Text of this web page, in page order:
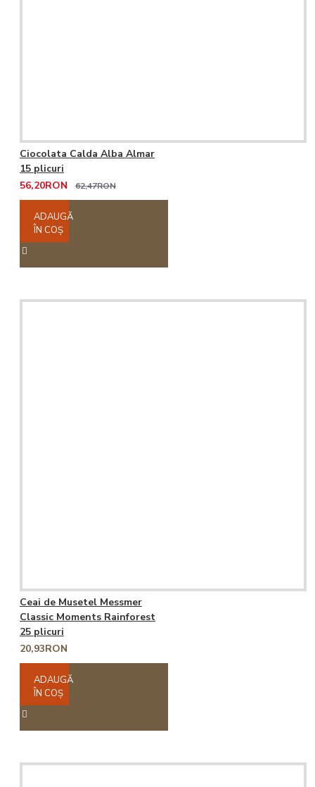
Ciocolata Calda Alba Almar
15 plicuri
56,20RON
62,47RON
ADAUGĂ
ÎN COŞ
Ceai de Musetel Messmer
Classic Moments Rainforest
25 plicuri
20,93RON
ADAUGĂ
ÎN COŞ